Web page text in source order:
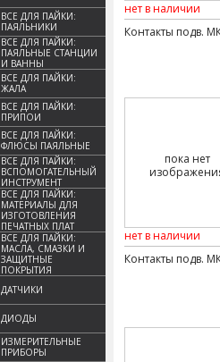
ВСЕ ДЛЯ ПАЙКИ:
ПАЯЛЬНИКИ
ВСЕ ДЛЯ ПАЙКИ:
ПАЯЛЬНЫЕ СТАНЦИИ
И ВАННЫ
ВСЕ ДЛЯ ПАЙКИ:
ЖАЛА
ВСЕ ДЛЯ ПАЙКИ:
ПРИПОИ
ВСЕ ДЛЯ ПАЙКИ:
ФЛЮСЫ ПАЯЛЬНЫЕ
ВСЕ ДЛЯ ПАЙКИ:
ВСПОМОГАТЕЛЬНЫЙ
ИНСТРУМЕНТ
ВСЕ ДЛЯ ПАЙКИ:
МАТЕРИАЛЫ ДЛЯ
ИЗГОТОВЛЕНИЯ
ПЕЧАТНЫХ ПЛАТ
ВСЕ ДЛЯ ПАЙКИ:
МАСЛА, СМАЗКИ И
ЗАЩИТНЫЕ
ПОКРЫТИЯ
ДАТЧИКИ
ДИОДЫ
ИЗМЕРИТЕЛЬНЫЕ
ПРИБОРЫ
нет в наличии
Контакты подв.
пока нет
нет в наличии
Контакты подв.